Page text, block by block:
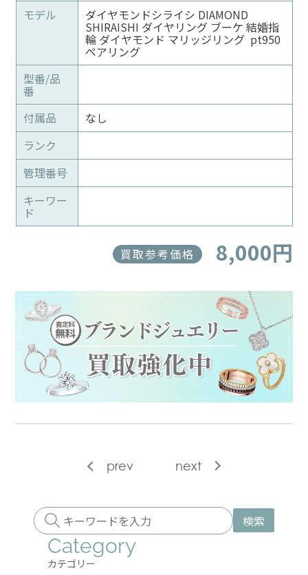
モデル
ダイヤモンドシライシ DIAMOND
SHIRAISHI ダイヤリング ブーケ 結婚指
輪 ダイヤモンド マリッジリング pt950
ペアリング
型番/品
番
付属品
なし
ランク
管理番号
キーワー
ド
買取参考価格 8,000円
prev next
検索
Category
カテゴリー